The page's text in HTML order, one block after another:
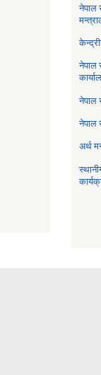
नेपाल
नेपाल
नेपाल
नेपाल
अर्थ